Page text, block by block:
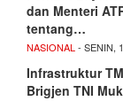
dan Menteri
tentang…
NASIONAL- SENIN,
Infrastruktur
Brigjen TNI